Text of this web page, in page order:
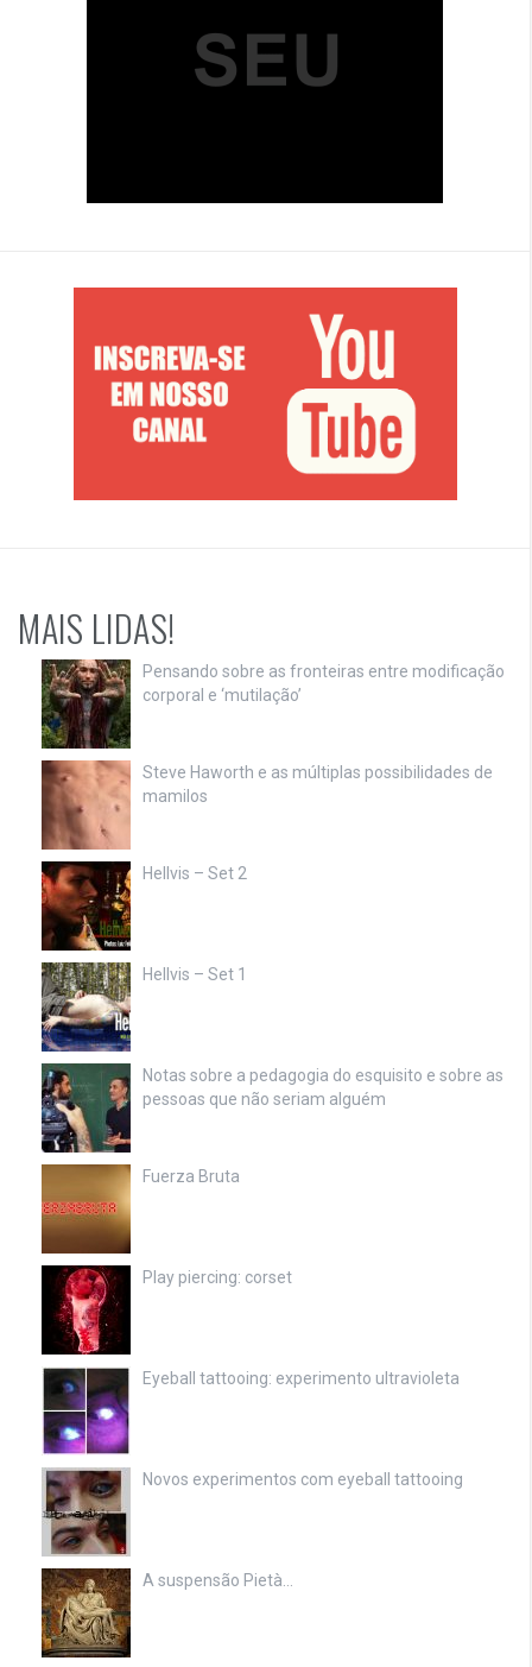
MAIS LIDAS!
Pensando sobre as fronteiras entre modificação
corporal e ‘mutilação’
Steve Haworth e as múltiplas possibilidades de
mamilos
Hellvis – Set 2
Hellvis – Set 1
Notas sobre a pedagogia do esquisito e sobre as
pessoas que não seriam alguém
Fuerza Bruta
Play piercing: corset
Eyeball tattooing: experimento ultravioleta
Novos experimentos com eyeball tattooing
A suspensão Pietà…